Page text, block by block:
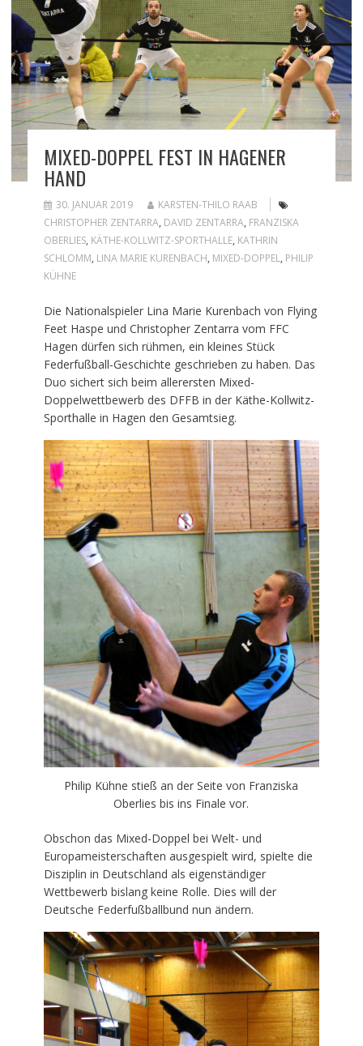
MIXED-DOPPEL FEST IN HAGENER
HAND
30. JANUAR 2019
KARSTEN-THILO RAAB
CHRISTOPHER ZENTARRA, DAVID ZENTARRA, FRANZISKA
OBERLIES, KÄTHE-KOLLWITZ-SPORTHALLE, KATHRIN
SCHLOMM, LINA MARIE KURENBACH, MIXED-DOPPEL, PHILIP
KÜHNE
Die Nationalspieler Lina Marie Kurenbach von Flying
Feet Haspe und Christopher Zentarra vom FFC
Hagen dürfen sich rühmen, ein kleines Stück
Federfußball-Geschichte geschrieben zu haben. Das
Duo sichert sich beim allerersten Mixed-
Doppelwettbewerb des DFFB in der Käthe-Kollwitz-
Sporthalle in Hagen den Gesamtsieg.
Philip Kühne stieß an der Seite von Franziska
Oberlies bis ins Finale vor.
Obschon das Mixed-Doppel bei Welt- und
Europameisterschaften ausgespielt wird, spielte die
Disziplin in Deutschland als eigenständiger
Wettbewerb bislang keine Rolle. Dies will der
Deutsche Federfußballbund nun ändern.